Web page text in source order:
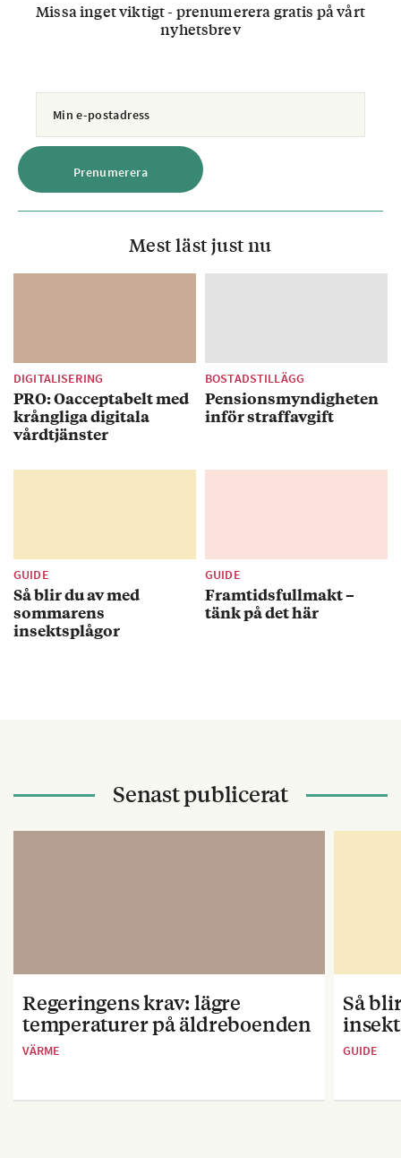
Missa inget viktigt - prenumerera gratis på vårt
nyhetsbrev
Mest läst just nu
DIGITALISERING
PRO: Oacceptabelt med
krångliga digitala
vårdtjänster
BOSTADSTILLÄGG
Pensionsmyndigheten
inför straffavgift
GUIDE
Så blir du av med
sommarens
insektsplågor
GUIDE
Framtidsfullmakt –
tänk på det här
Senast publicerat
Regeringens krav: lägre
temperaturer på äldreboenden
VÄRME
Så
GUIDE